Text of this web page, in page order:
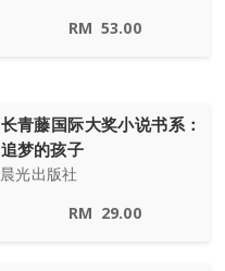
RM 53.00
长青藤国际大奖小说书系：
追梦的孩子
晨光出版社
RM 29.00